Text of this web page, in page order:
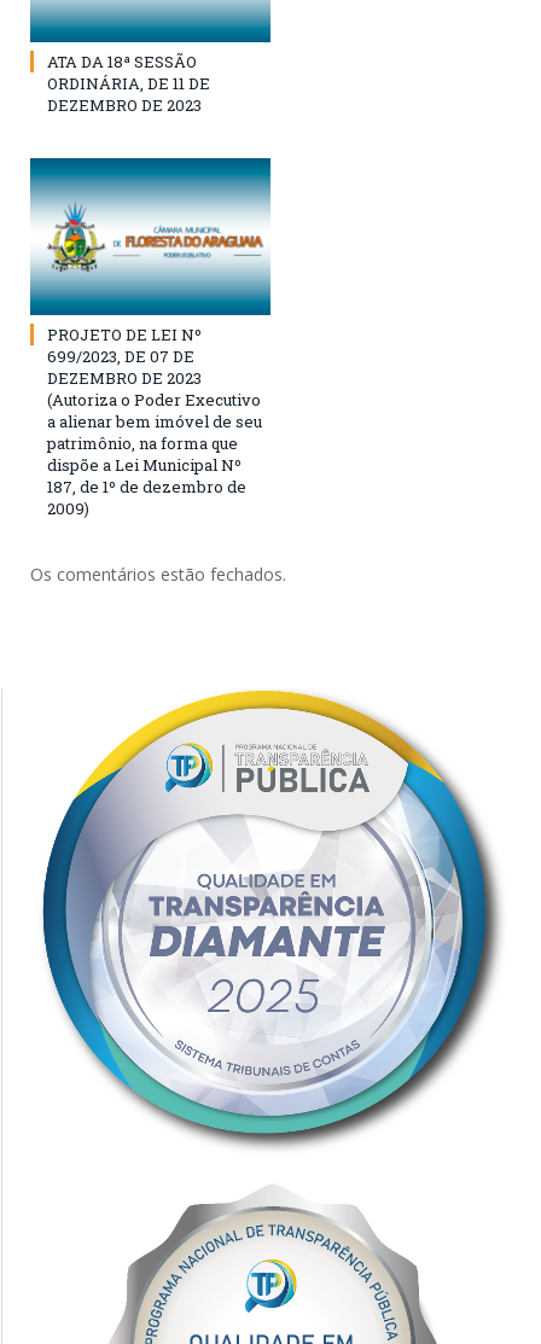
ATA DA 18ª SESSÃO
ORDINÁRIA, DE 11 DE
DEZEMBRO DE 2023
PROJETO DE LEI Nº
699/2023, DE 07 DE
DEZEMBRO DE 2023
(Autoriza o Poder Executivo
a alienar bem imóvel de seu
patrimônio, na forma que
dispõe a Lei Municipal Nº
187, de 1º de dezembro de
2009)
Os comentários estão fechados.